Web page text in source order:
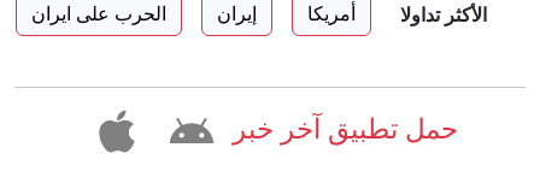
الأكثر تداولا أمريكا إيران الحرب على ايران
حمل تطبيق آخر خبر